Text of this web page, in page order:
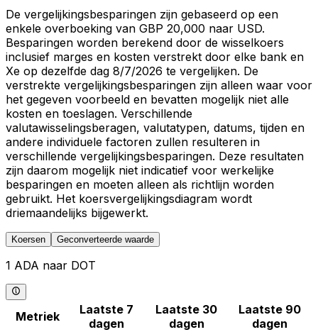
De vergelijkingsbesparingen zijn gebaseerd op een
enkele overboeking van GBP 20,000 naar USD.
Besparingen worden berekend door de wisselkoers
inclusief marges en kosten verstrekt door elke bank en
Xe op dezelfde dag 8/7/2026 te vergelijken. De
verstrekte vergelijkingsbesparingen zijn alleen waar voor
het gegeven voorbeeld en bevatten mogelijk niet alle
kosten en toeslagen. Verschillende
valutawisselingsberagen, valutatypen, datums, tijden en
andere individuele factoren zullen resulteren in
verschillende vergelijkingsbesparingen. Deze resultaten
zijn daarom mogelijk niet indicatief voor werkelijke
besparingen en moeten alleen als richtlijn worden
gebruikt. Het koersvergelijkingsdiagram wordt
driemaandelijks bijgewerkt.
Koersen Geconverteerde waarde
1 ADA naar DOT
Metriek
Laatste 7
dagen
Laatste 30
dagen
Laatste 90
dagen